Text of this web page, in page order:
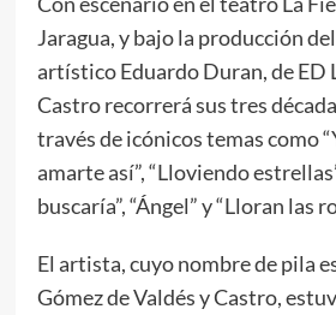
Jaragua, y bajo la producción
artístico Eduardo Duran, de ED
Castro recorrerá sus tres
través de icónicos temas como
amarte así”, “Lloviendo
buscaría”, “Ángel” y “Lloran las
El artista, cuyo nombre de pila
Gómez de Valdés y Castro,